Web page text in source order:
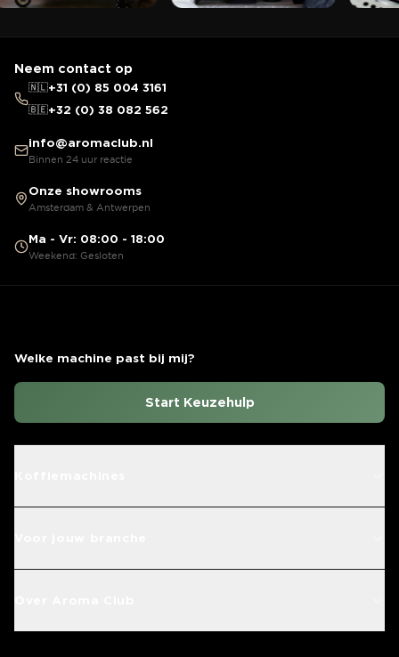
Neem contact op
🇳🇱+31 (0) 85 004 3161
🇧🇪+32 (0) 38 082 562
info@aromaclub.nl
Binnen 24 uur reactie
Onze showrooms
Amsterdam & Antwerpen
Ma - Vr: 08:00 - 18:00
Weekend: Gesloten
Welke machine past bij mij?
Start Keuzehulp